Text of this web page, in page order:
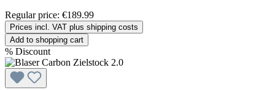
Regular price: €189.99
Prices incl. VAT plus shipping costs
Add to shopping cart
% Discount